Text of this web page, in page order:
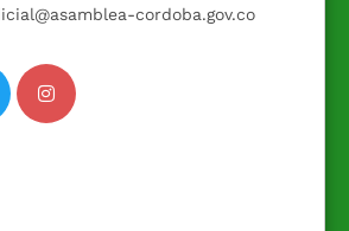
cordoba.gov.co